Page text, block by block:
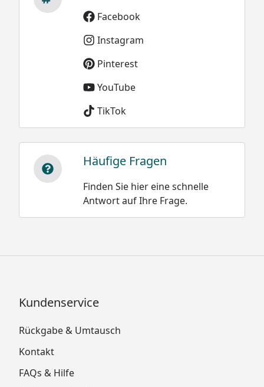
Facebook
Instagram
Pinterest
YouTube
TikTok
Häufige Fragen
Finden Sie hier eine schnelle
Antwort auf Ihre Frage.
Kundenservice
Rückgabe & Umtausch
Kontakt
FAQs & Hilfe